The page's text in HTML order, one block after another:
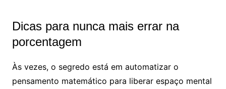
Dicas para nunca mais errar na
porcentagem
Às vezes, o segredo está em automatizar o
pensamento matemático para liberar espaço mental